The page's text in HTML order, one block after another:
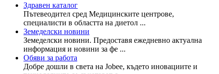
Здравен каталог
Пътевеодител сред Медицинските центрове,
специалисти в областта на диетол ...
Земеделски новини
Земеделски новини. Предоставя ежедневно актуална
информация и новини за фе ...
Обяви за работа
Добре дошли в света на Jobee, където иновациите и